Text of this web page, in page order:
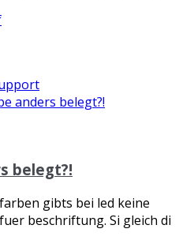
anders belegt?!
belegt?!
gibts bei led keine
beschriftung. Si gleich di